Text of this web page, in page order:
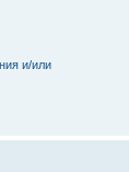
и/или